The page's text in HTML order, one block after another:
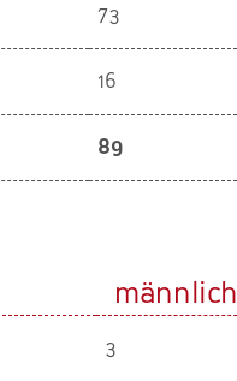
73
16
89
männlich
3